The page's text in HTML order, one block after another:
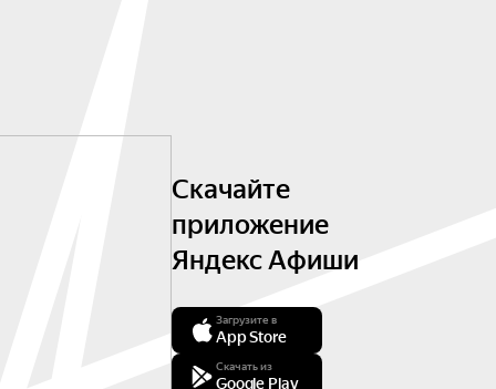
Скачайте
приложение
Яндекс Афиши
Загрузите в
App Store
Скачать из
Google Play